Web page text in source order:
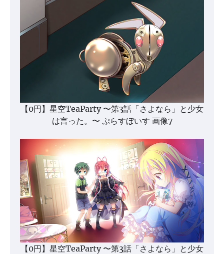
【0円】星空TeaParty 〜第3話「さよなら」と少女
は言った。〜 ぷらすぼいす 画像7
【0円】星空TeaParty 〜第3話「さよなら」と少女